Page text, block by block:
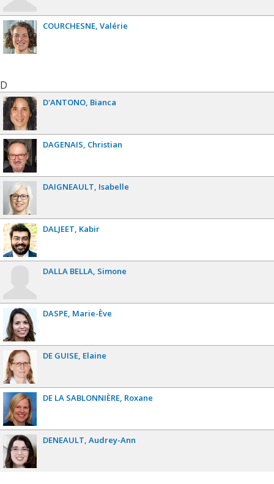
COURCHESNE Valérie
D
D'ANTONO Bianca
DAGENAIS Christian
DAIGNEAULT Isabelle
DALJEET Kabir
DALLA BELLA Simone
DASPE Marie-Ève
DE GUISE Elaine
DE LA SABLONNIÈRE Roxane
DENEAULT Audrey-Ann